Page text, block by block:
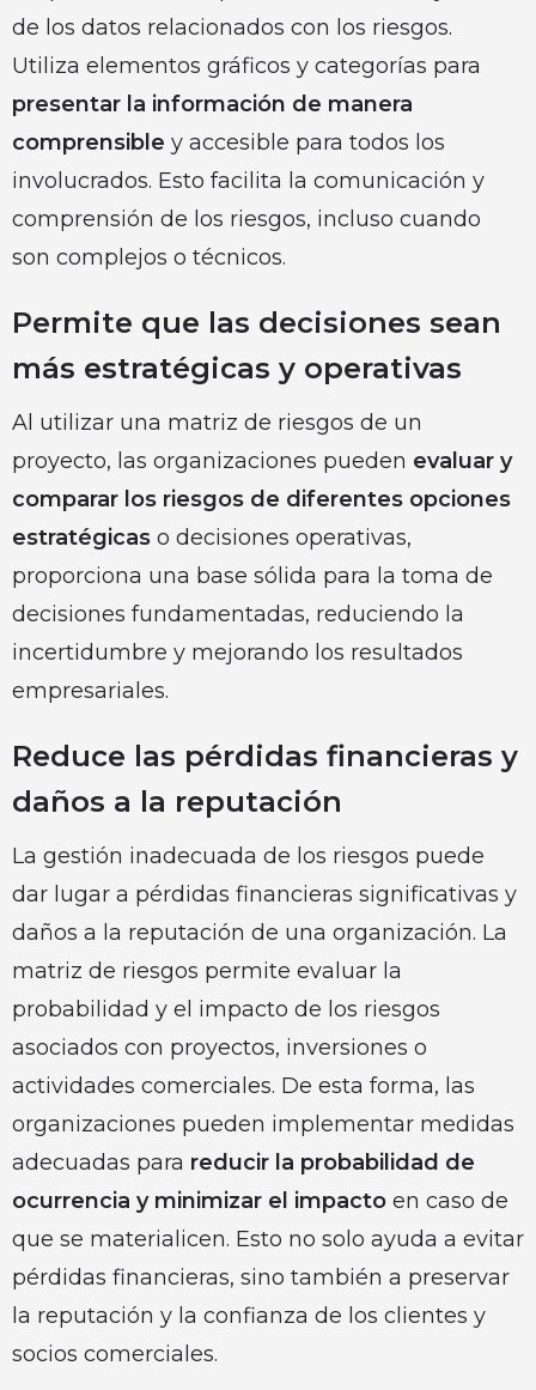
de los datos relacionados con los riesgos.
Utiliza elementos gráficos y categorías para
presentar la información de manera
comprensible y accesible para todos los
involucrados. Esto facilita la comunicación y
comprensión de los riesgos, incluso cuando
son complejos o técnicos.
Permite que las decisiones sean
más estratégicas y operativas
Al utilizar una matriz de riesgos de un
proyecto, las organizaciones pueden evaluar y
comparar los riesgos de diferentes opciones
estratégicas o decisiones operativas,
proporciona una base sólida para la toma de
decisiones fundamentadas, reduciendo la
incertidumbre y mejorando los resultados
empresariales.
Reduce las pérdidas financieras y
daños a la reputación
La gestión inadecuada de los riesgos puede
dar lugar a pérdidas financieras significativas y
daños a la reputación de una organización. La
matriz de riesgos permite evaluar la
probabilidad y el impacto de los riesgos
asociados con proyectos, inversiones o
actividades comerciales. De esta forma, las
organizaciones pueden implementar medidas
adecuadas para reducir la probabilidad de
ocurrencia y minimizar el impacto en caso de
que se materialicen. Esto no solo ayuda a evitar
pérdidas financieras, sino también a preservar
la reputación y la confianza de los clientes y
socios comerciales.